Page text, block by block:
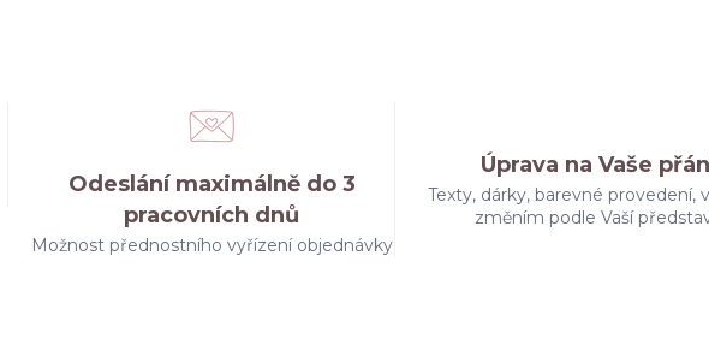
Odeslání maximálně do 3
pracovních dnů
Možnost přednostního vyřízení objednávky
Úprava na Vaše
Texty, dárky, barevné provedení,
změním podle Vaší